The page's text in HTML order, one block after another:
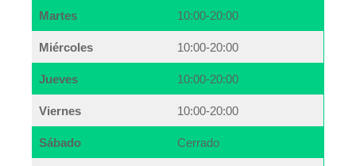
Martes 10:00-20:00
Miércoles 10:00-20:00
Jueves 10:00-20:00
Viernes 10:00-20:00
Sábado Cerrado